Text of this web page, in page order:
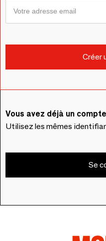
Vous avez déjà un
Utilisez les mêmes
Se